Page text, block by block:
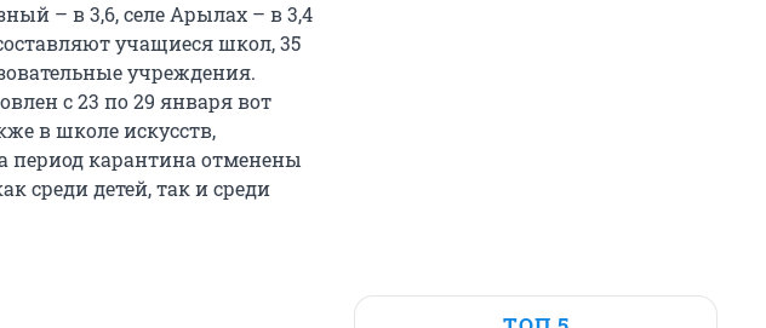
– в 3,6, селе Арылах – в 3,4
учащиеся школ, 35
учреждения.
с 23 по 29 января вот
в школе искусств,
период карантина отменены
среди детей, так и среди